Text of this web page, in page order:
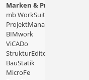
Marken & Produkte
mb WorkSuite
ProjektManager
BIMwork
ViCADo
StrukturEditor
BauStatik
MicroFe